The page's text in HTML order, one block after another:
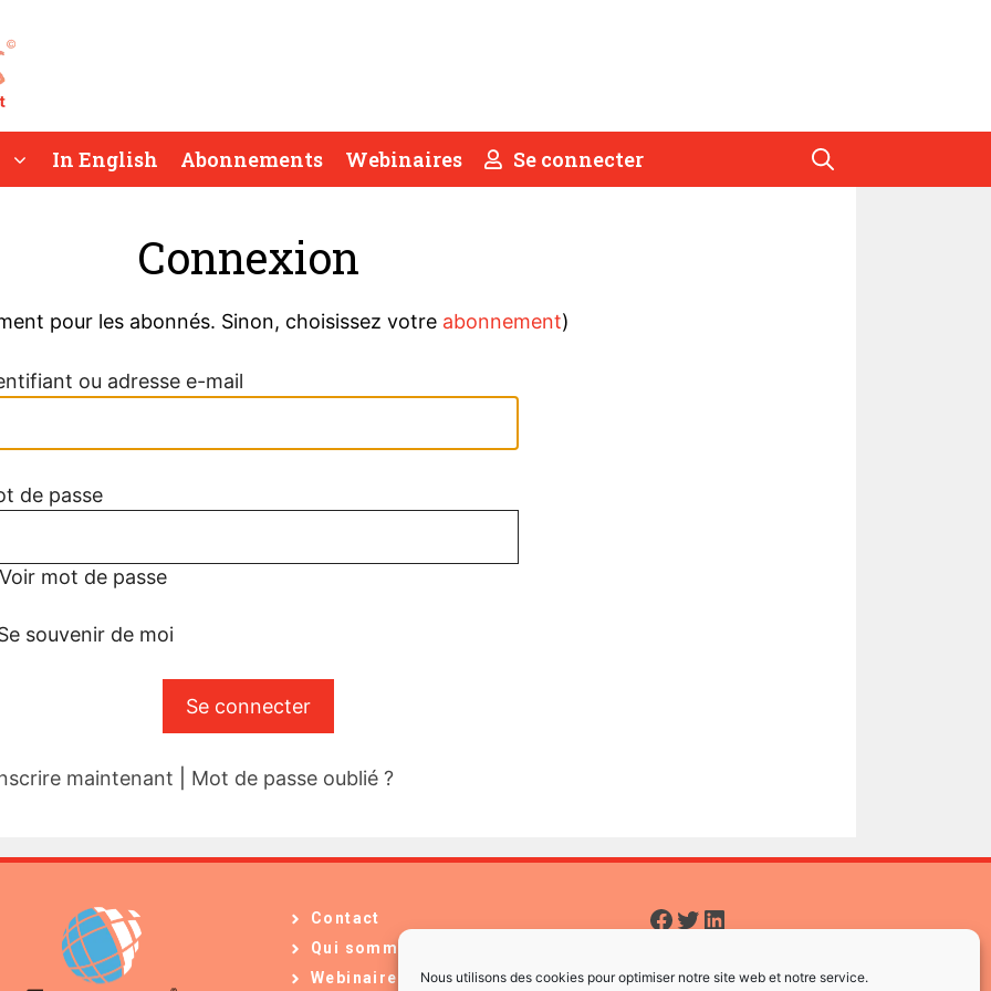
Nous utilisons des cookies pour optimiser notre site web et notre service.
In English Abonnements Webinaires Se connecter
Connexion
pour les abonnés. Sinon, choisissez votre abonnement)
ou adresse e-mail
de passe
Voir mot de passe
souvenir de moi
maintenant Mot de passe oublié ?
Contact
Qui sommes-nous ?
Webinaires
Facebook
Twitter
LinkedIn